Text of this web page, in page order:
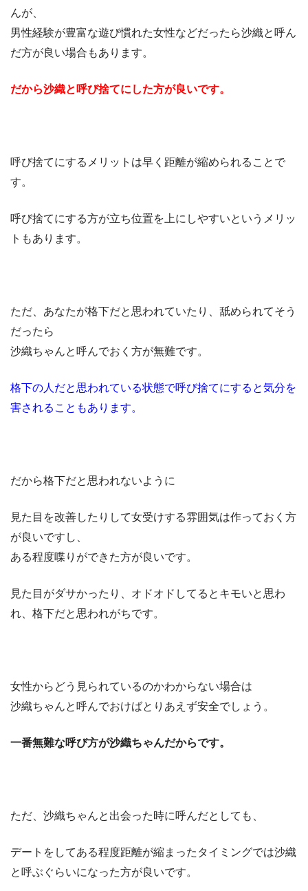
んが、
男性経験が豊富な遊び慣れた女性などだったら沙織と呼ん
だ方が良い場合もあります。
だから沙織と呼び捨てにした方が良いです。
呼び捨てにするメリットは早く距離が縮められることで
す。
呼び捨てにする方が立ち位置を上にしやすいというメリッ
トもあります。
ただ、あなたが格下だと思われていたり、舐められてそう
だったら
沙織ちゃんと呼んでおく方が無難です。
格下の人だと思われている状態で呼び捨てにすると気分を
害されることもあります。
だから格下だと思われないように
見た目を改善したりして女受けする雰囲気は作っておく方
が良いですし、
ある程度喋りができた方が良いです。
見た目がダサかったり、オドオドしてるとキモいと思わ
れ、格下だと思われがちです。
女性からどう見られているのかわからない場合は
沙織ちゃんと呼んでおけばとりあえず安全でしょう。
一番無難な呼び方が沙織ちゃんだからです。
ただ、沙織ちゃんと出会った時に呼んだとしても、
デートをしてある程度距離が縮まったタイミングでは沙織
と呼ぶぐらいになった方が良いです。